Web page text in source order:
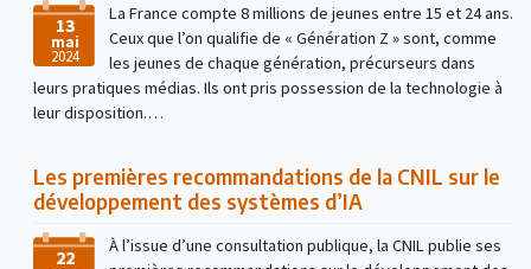
13
mai
2024
La France compte 8 millions de jeunes entre 15 et 24 ans.
Ceux que l’on qualifie de « Génération Z » sont, comme
les jeunes de chaque génération, précurseurs dans
leurs pratiques médias. Ils ont pris possession de la technologie à
leur disposition.…
Les premières recommandations de la CNIL sur le
développement des systèmes d’IA
22
À l’issue d’une consultation publique, la CNIL publie ses